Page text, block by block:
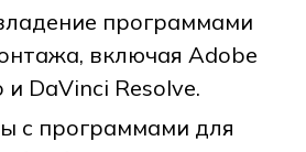
программами
включая Adobe
и DaVinci Resolve.
с программами для